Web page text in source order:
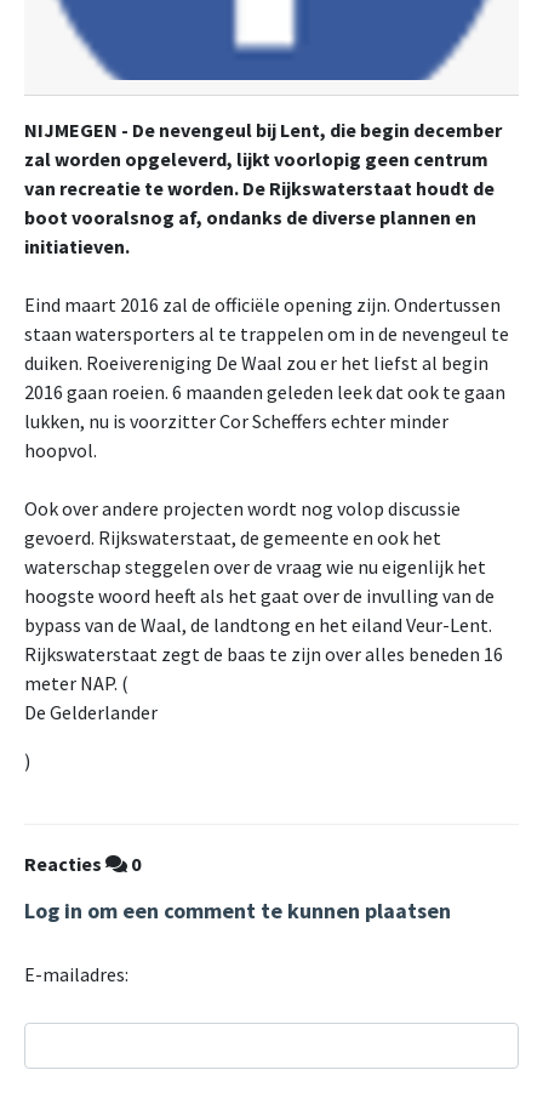
NIJMEGEN - De nevengeul bij Lent, die begin december
zal worden opgeleverd, lijkt voorlopig geen centrum
van recreatie te worden. De Rijkswaterstaat houdt de
boot vooralsnog af, ondanks de diverse plannen en
initiatieven.
Eind maart 2016 zal de officiële opening zijn. Ondertussen
staan watersporters al te trappelen om in de nevengeul te
duiken. Roeivereniging De Waal zou er het liefst al begin
2016 gaan roeien. 6 maanden geleden leek dat ook te gaan
lukken, nu is voorzitter Cor Scheffers echter minder
hoopvol.
Ook over andere projecten wordt nog volop discussie
gevoerd. Rijkswaterstaat, de gemeente en ook het
waterschap steggelen over de vraag wie nu eigenlijk het
hoogste woord heeft als het gaat over de invulling van de
bypass van de Waal, de landtong en het eiland Veur-Lent.
Rijkswaterstaat zegt de baas te zijn over alles beneden 16
meter NAP. (
De Gelderlander
)
Reacties 0
Log in om een comment te kunnen plaatsen
E-mailadres: